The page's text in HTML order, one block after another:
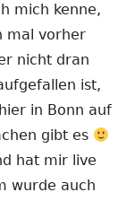
mich kenne,
mal vorher
nicht dran
ist,
in Bonn auf
gibt es
hat mir live
wurde auch